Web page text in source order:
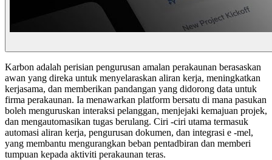
Karbon adalah perisian pengurusan amalan perakaunan berasaskan
awan yang direka untuk menyelaraskan aliran kerja, meningkatkan
kerjasama, dan memberikan pandangan yang didorong data untuk
firma perakaunan. Ia menawarkan platform bersatu di mana pasukan
boleh menguruskan interaksi pelanggan, menjejaki kemajuan projek,
dan mengautomasikan tugas berulang. Ciri -ciri utama termasuk
automasi aliran kerja, pengurusan dokumen, dan integrasi e -mel,
yang membantu mengurangkan beban pentadbiran dan memberi
tumpuan kepada aktiviti perakaunan teras.